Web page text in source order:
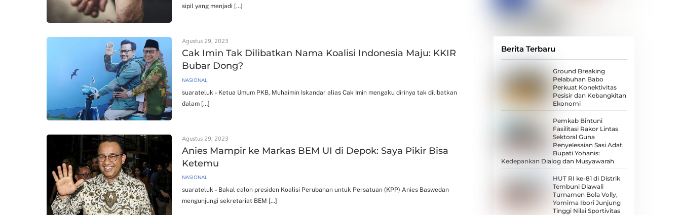
sipil yang menjadi […]
Agustus 29, 2023
Cak Imin Tak Dilibatkan Nama Koalisi Indonesia Maju: KKIR
Bubar Dong?
NASIONAL
suarateluk – Ketua Umum PKB, Muhaimin Iskandar alias Cak Imin mengaku dirinya tak dilibatkan
dalam […]
Agustus 29, 2023
Anies Mampir ke Markas BEM UI di Depok: Saya Pikir Bisa
Ketemu
NASIONAL
suarateluk – Bakal calon presiden Koalisi Perubahan untuk Persatuan (KPP) Anies Baswedan
mengunjungi sekretariat BEM […]
Berita Terbaru
Ground Breaking
Pelabuhan Babo
Perkuat Konektivitas
Pesisir dan Kebangkitan
Ekonomi
Pemkab Bintuni
Fasilitasi Rakor Lintas
Sektoral Guna
Penyelesaian Sasi Adat,
Bupati Yohanis:
Kedepankan Dialog dan Musyawarah
HUT RI ke-81 di Distrik
Tembuni Diawali
Turnamen Bola Volly,
Yomima Ibori Junjung
Tinggi Nilai Sportivitas